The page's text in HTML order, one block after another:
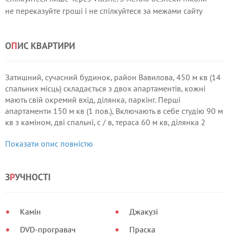
не переказуйте гроші і не спілкуйтеся за межами сайту
ОПИС КВАРТИРИ
Затишний, сучасний будинок, район Вавилова, 450 м кв (14
спальних місць) складається з двох апартаментів, кожні
мають свій окремий вхід, ділянка, паркінг. Перші
апартаменти 150 м кв (1 пов.), Включають в себе студію 90 м
кв з каміном, дві спальні, с / в, тераса 60 м кв, ділянка 2
Показати опис повністю
ЗРУЧНОСТІ
Камін
DVD-програвач
Джакузі
Праска